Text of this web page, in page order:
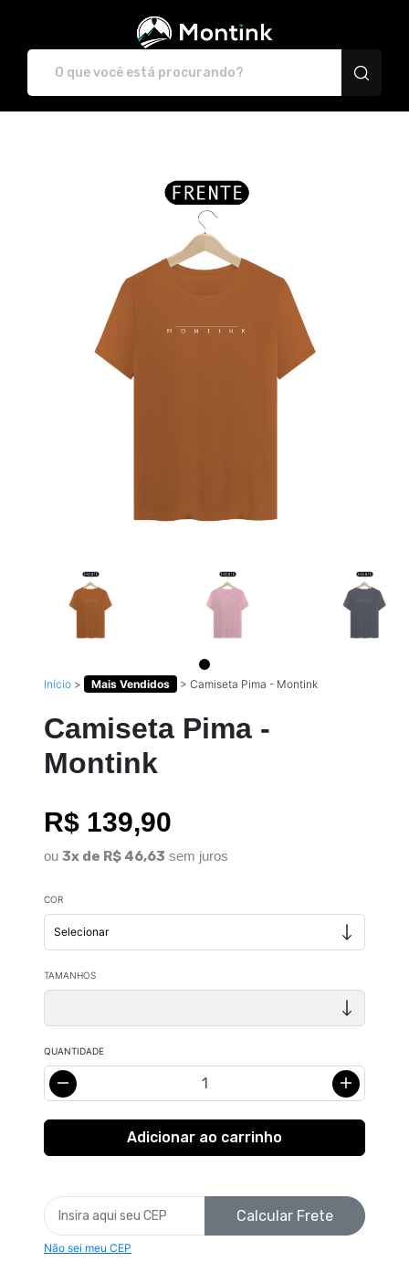
Início > Mais Vendidos > Camiseta Pima - Montink
Camiseta Pima -
Montink
R$ 139,90
ou 3x de R$ 46,63 sem juros
COR
TAMANHOS
QUANTIDADE
Calcular Frete
Não sei meu CEP